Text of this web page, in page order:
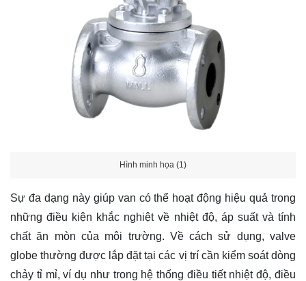
Hình minh họa (1)
Sự đa dạng này giúp van có thể hoạt động hiệu quả trong
những điều kiện khắc nghiệt về nhiệt độ, áp suất và tính
chất ăn mòn của môi trường. Về cách sử dụng, valve
globe thường được lắp đặt tại các vị trí cần kiểm soát dòng
chảy tỉ mỉ, ví dụ như trong hệ thống điều tiết nhiệt độ, điều